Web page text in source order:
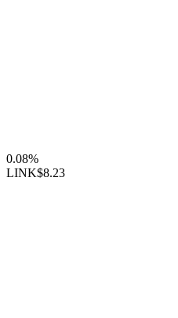
0.08%
LINK$8.23